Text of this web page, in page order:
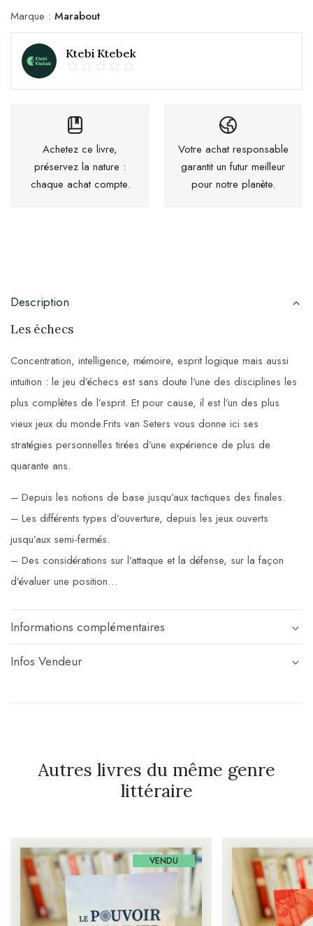
Marque : Marabout
Ktebi Ktebek
Achetez ce livre,
préservez la nature :
chaque achat compte.
Votre achat responsable
garantit un futur meilleur
pour notre planète.
Description
Les échecs
Concentration, intelligence, mémoire, esprit logique mais aussi
intuition : le jeu d’échecs est sans doute l’une des disciplines les
plus complètes de l’esprit. Et pour cause, il est l’un des plus
vieux jeux du monde.Frits van Seters vous donne ici ses
stratégies personnelles tirées d’une expérience de plus de
quarante ans.
– Depuis les notions de base jusqu’aux tactiques des finales.
– Les différents types d’ouverture, depuis les jeux ouverts
jusqu’aux semi-fermés.
– Des considérations sur l’attaque et la défense, sur la façon
d’évaluer une position…
Informations complémentaires
Infos Vendeur
Autres livres du même genre
littéraire
VENDU